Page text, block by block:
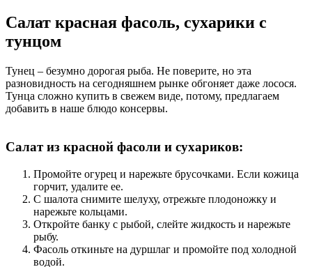
Салат красная фасоль, сухарики с
тунцом
Тунец – безумно дорогая рыба. Не поверите, но эта
разновидность на сегодняшнем рынке обгоняет даже лосося.
Тунца сложно купить в свежем виде, потому, предлагаем
добавить в наше блюдо консервы.
Салат из красной фасоли и сухариков:
Промойте огурец и нарежьте брусочками. Если кожица
горчит, удалите ее.
С шалота снимите шелуху, отрежьте плодоножку и
нарежьте кольцами.
Откройте банку с рыбой, слейте жидкость и нарежьте
рыбу.
Фасоль откиньте на дуршлаг и промойте под холодной
водой.